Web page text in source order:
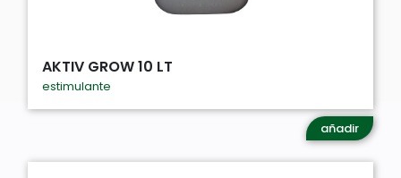
AKTIV GROW 10 LT
estimulante
añadir